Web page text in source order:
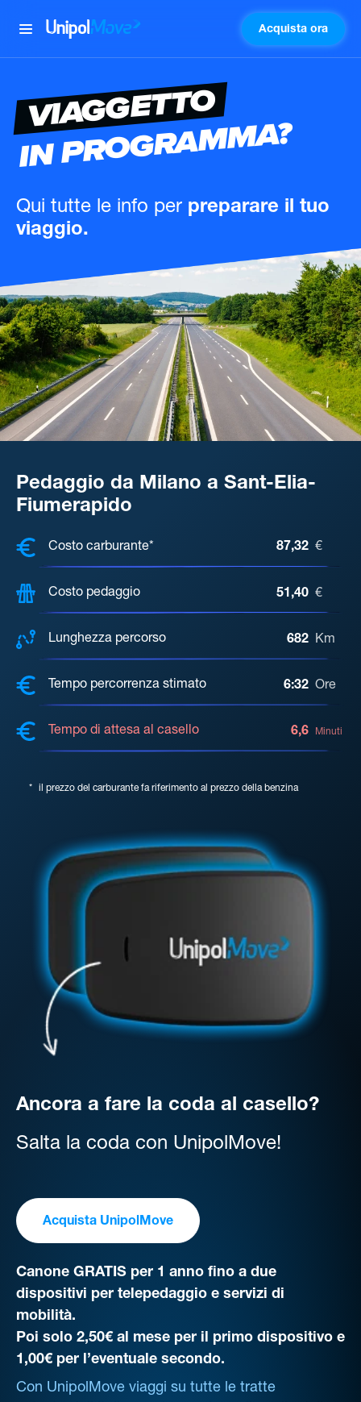
UnipolMove Acquista ora
VIAGGETTO
IN PROGRAMMA?
Qui tutte le info per preparare il tuo
viaggio.
Pedaggio da Milano a Sant-Elia-
Fiumerapido
COSTI, DISTANZA, TEMPO DI
Costo carburante* 87,32 €
Costo pedaggio 51,40 €
Lunghezza percorso 682 Km
Tempo percorrenza stimato 6:32 Ore
Tempo di attesa al casello 6,6 Minuti
* il prezzo del carburante fa riferimento al prezzo della benzina
Ancora a fare la coda al casello?
Salta la coda con UnipolMove!
Acquista UnipolMove
Canone GRATIS per 1 anno fino a due
dispositivi per telepedaggio e servizi di
mobilità.
Poi solo 2,50€ al mese per il primo dispositivo e
1,00€ per l’eventuale secondo.
Con UnipolMove viaggi su tutte le tratte